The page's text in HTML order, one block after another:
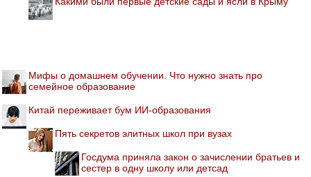
Мифы о домашнем обучении. Что нужно знать про
семейное образование
Китай переживает бум ИИ-образования
Пять секретов элитных школ при вузах
Госдума приняла закон о зачислении братьев и
сестер в одну школу или детсад